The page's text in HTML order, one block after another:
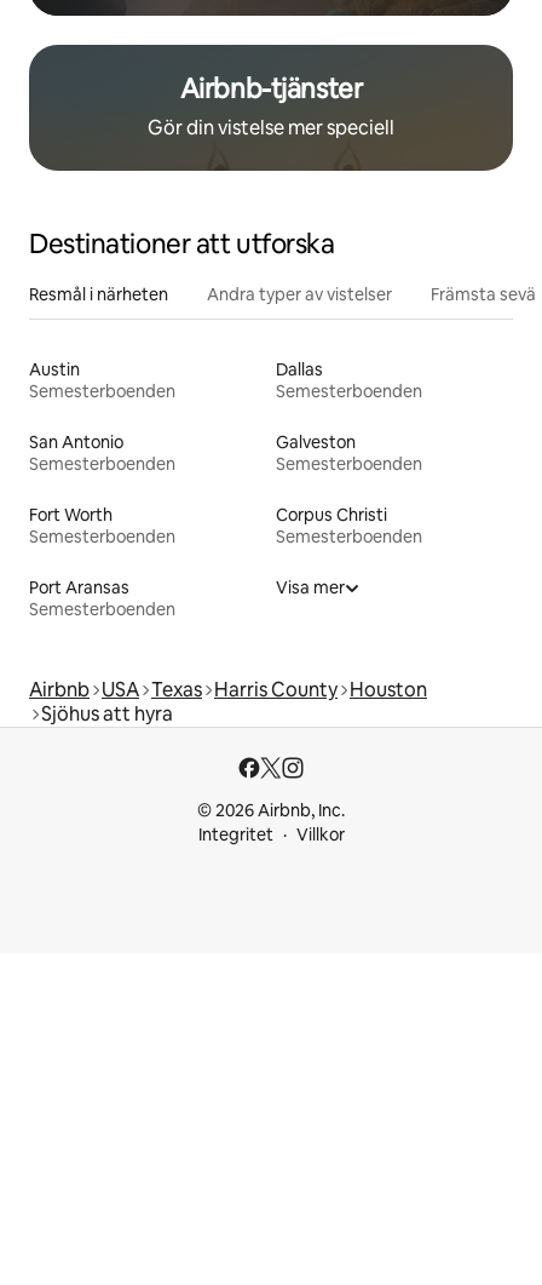
Airbnb-tjänster
Gör din vistelse mer speciell
Destinationer att utforska
Resmål i närheten Andra typer av vistelser Främsta
Austin
Semesterboenden
Dallas
Semesterboenden
San Antonio
Semesterboenden
Galveston
Semesterboenden
Fort Worth
Semesterboenden
Corpus Christi
Semesterboenden
Port Aransas
Semesterboenden
Visa mer
Airbnb USA Texas Harris County Houston
Sjöhus att hyra
© 2026 Airbnb, Inc.
Integritet
Villkor